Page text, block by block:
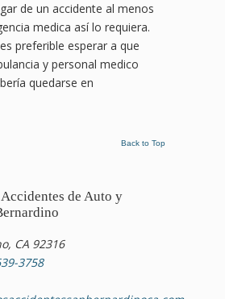
de un accidente al menos
medica así lo requiera.
preferible esperar a que
y personal medico
quedarse en
Back to Top
de Auto y
CA 92316
3758